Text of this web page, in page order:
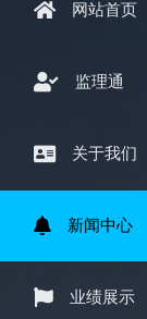
网站首页
监理通
关于我们
新闻中心
业绩展示